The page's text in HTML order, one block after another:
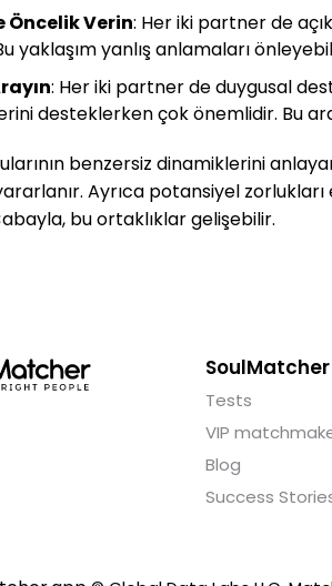
Öncelik Verin: Her iki partner de
yaklaşım yanlış anlamaları
: Her iki partner de duygusal
desteklerken çok önemlidir. Bu
benzersiz dinamiklerini
Ayrıca potansiyel
bu ortaklıklar gelişebilir.
SoulMatcher
Tests
VIP
Blog
Success